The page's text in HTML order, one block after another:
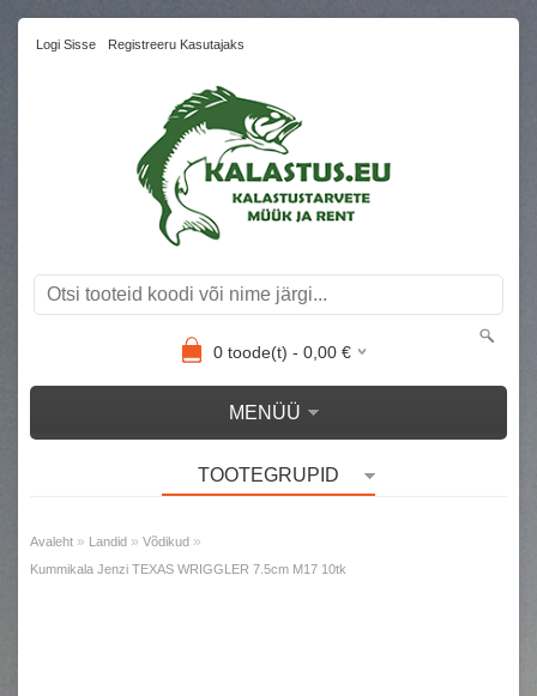
Logi Sisse Registreeru Kasutajaks
0toode(t) - 0,00€
MENÜÜ
TOOTEGRUPID
Avaleht » Landid » Võdikud »
Kummikala Jenzi TEXAS WRIGGLER 7.5cm M17 10tk